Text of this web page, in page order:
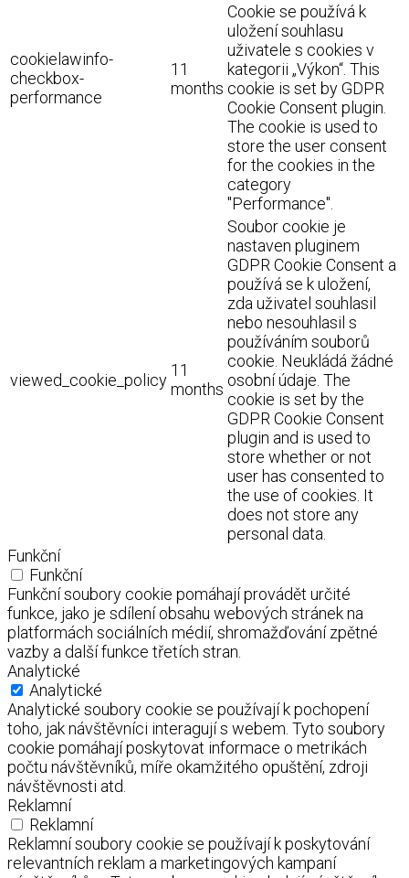
cookielawinfo-
checkbox-
performance
11
months
Cookie se používá k
uložení souhlasu
uživatele s cookies v
kategorii „Výkon“. This
cookie is set by GDPR
Cookie Consent plugin.
The cookie is used to
store the user consent
for the cookies in the
category
"Performance".
viewed_cookie_policy
11
months
Soubor cookie je
nastaven pluginem
GDPR Cookie Consent a
používá se k uložení,
zda uživatel souhlasil
nebo nesouhlasil s
používáním souborů
cookie. Neukládá žádné
osobní údaje. The
cookie is set by the
GDPR Cookie Consent
plugin and is used to
store whether or not
user has consented to
the use of cookies. It
does not store any
personal data.
Funkční
Funkční
Funkční soubory cookie pomáhají provádět určité
funkce, jako je sdílení obsahu webových stránek na
platformách sociálních médií, shromažďování zpětné
vazby a další funkce třetích stran.
Analytické
Analytické
Analytické soubory cookie se používají k pochopení
toho, jak návštěvníci interagují s webem. Tyto soubory
cookie pomáhají poskytovat informace o metrikách
počtu návštěvníků, míře okamžitého opuštění, zdroji
návštěvnosti atd.
Reklamní
Reklamní
Reklamní soubory cookie se používají k poskytování
relevantních reklam a marketingových kampaní